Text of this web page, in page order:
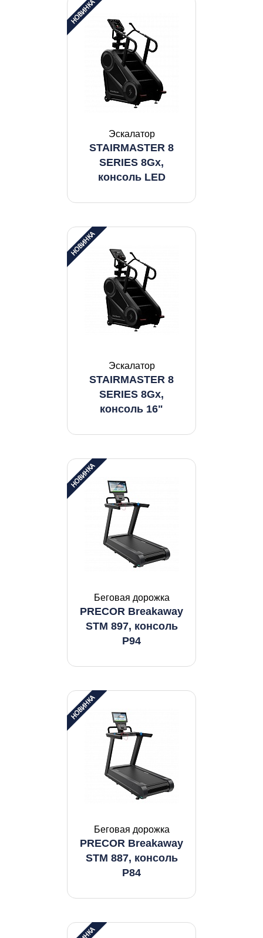
Эскалатор
STAIRMASTER 8
SERIES 8Gx,
консоль LED
Эскалатор
STAIRMASTER 8
SERIES 8Gx,
консоль 16"
Беговая дорожка
PRECOR Breakaway
STM 897, консоль
P94
Беговая дорожка
PRECOR Breakaway
STM 887, консоль
P84